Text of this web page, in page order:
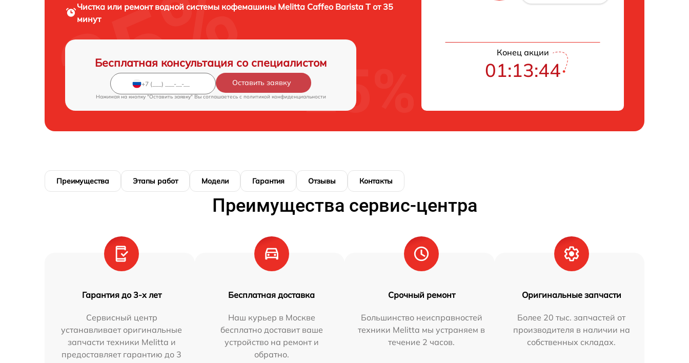
Чистка или ремонт водной системы кофемашины Melitta Caffeo Barista T от 35
минут
Бесплатная консультация со специалистом
Оставить заявку
Нажимая на кнопку "Оставить заявку" Вы соглашаетесь c политикой конфиденциальности
Конец акции
01:13:42
Преимущества Этапы работ Модели Гарантия Отзывы Контакты
Преимущества сервис-центра
Гарантия до 3-х лет
Сервисный центр
устанавливает оригинальные
запчасти техники Melitta и
предоставляет гарантию до 3
Бесплатная доставка
Наш курьер в Москве
бесплатно доставит ваше
устройство на ремонт и
обратно.
Срочный ремонт
Большинство неисправностей
техники Melitta мы устраняем в
течение 2 часов.
Оригинальные запчасти
Более 20 тыс. запчастей от
производителя в наличии на
собственных складах.